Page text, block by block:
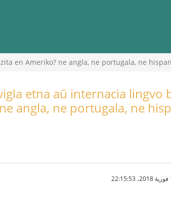
en Ameriko? ne angla, ne portugala, ne
etna aŭ internacia lingvo
ne angla, ne portugala, ne